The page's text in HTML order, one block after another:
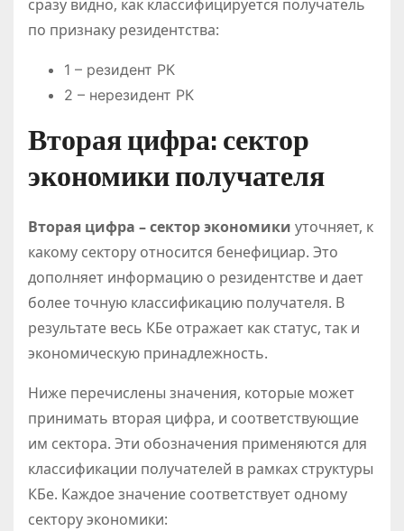
сразу видно, как классифицируется получатель
по признаку резидентства:
1 – резидент РК
2 – нерезидент РК
Вторая цифра: сектор
экономики получателя
Вторая цифра – сектор экономики уточняет, к
какому сектору относится бенефициар. Это
дополняет информацию о резидентстве и дает
более точную классификацию получателя. В
результате весь КБе отражает как статус, так и
экономическую принадлежность.
Ниже перечислены значения, которые может
принимать вторая цифра, и соответствующие
им сектора. Эти обозначения применяются для
классификации получателей в рамках структуры
КБе. Каждое значение соответствует одному
сектору экономики: